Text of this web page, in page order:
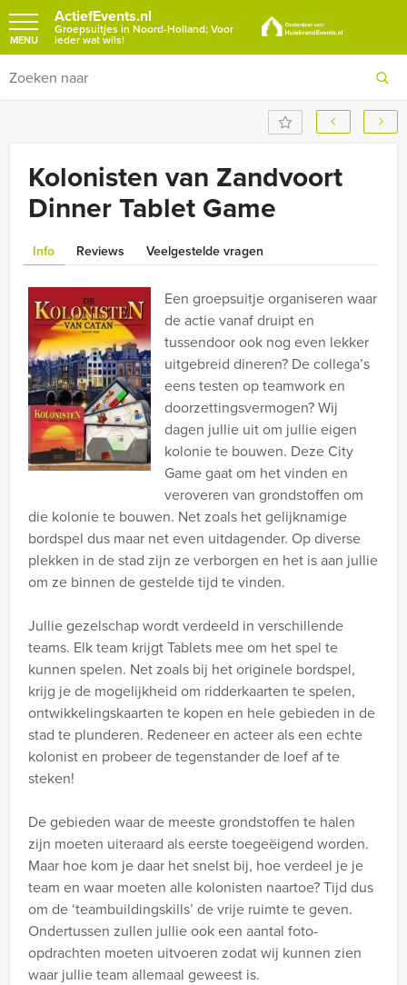
ActiefEvents.nl
Groepsuitjes in Noord-Holland; Voor
ieder wat wils!
MENU
Kolonisten van Zandvoort
Dinner Tablet Game
Info Reviews Veelgestelde vragen
Een groepsuitje organiseren waar
de actie vanaf druipt en
tussendoor ook nog even lekker
uitgebreid dineren? De collega’s
eens testen op teamwork en
doorzettingsvermogen? Wij
dagen jullie uit om jullie eigen
kolonie te bouwen. Deze City
Game gaat om het vinden en
veroveren van grondstoffen om
die kolonie te bouwen. Net zoals het gelijknamige
bordspel dus maar net even uitdagender. Op diverse
plekken in de stad zijn ze verborgen en het is aan jullie
om ze binnen de gestelde tijd te vinden.
Jullie gezelschap wordt verdeeld in verschillende
teams. Elk team krijgt Tablets mee om het spel te
kunnen spelen. Net zoals bij het originele bordspel,
krijg je de mogelijkheid om ridderkaarten te spelen,
ontwikkelingskaarten te kopen en hele gebieden in de
stad te plunderen. Redeneer en acteer als een echte
kolonist en probeer de tegenstander de loef af te
steken!
De gebieden waar de meeste grondstoffen te halen
zijn moeten uiteraard als eerste toegeëigend worden.
Maar hoe kom je daar het snelst bij, hoe verdeel je je
team en waar moeten alle kolonisten naartoe? Tijd dus
om de ‘teambuildingskills’ de vrije ruimte te geven.
Ondertussen zullen jullie ook een aantal foto-
opdrachten moeten uitvoeren zodat wij kunnen zien
waar jullie team allemaal geweest is.